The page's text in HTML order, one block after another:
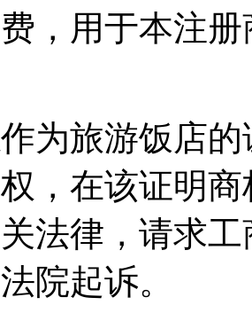
，用于本注
为旅游饭店
，在该证明
法律，请求
院起诉。